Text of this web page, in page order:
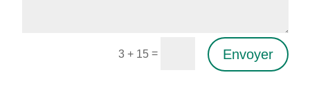
3 + 15= Envoyer